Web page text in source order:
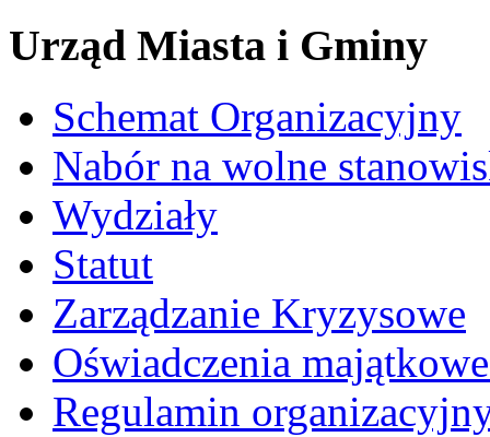
Urząd Miasta i Gminy
Schemat Organizacyjny
Nabór na wolne
Wydziały
Statut
Zarządzanie Kryzysowe
Oświadczenia
Regulamin